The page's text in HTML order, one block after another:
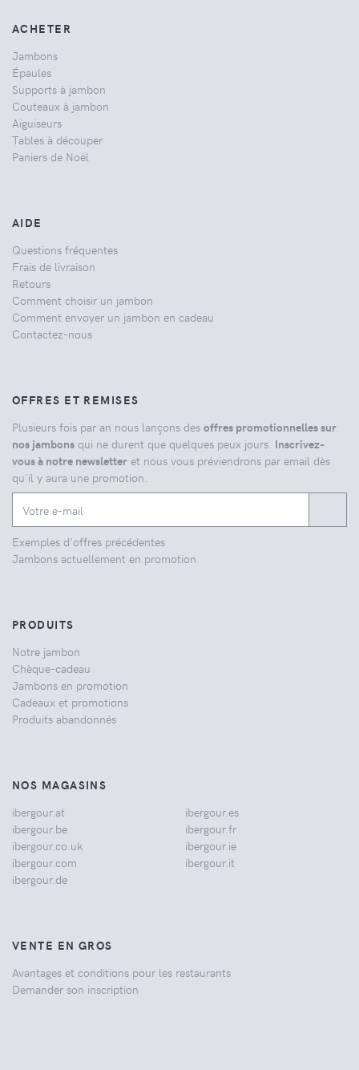
ACHETER
Jambons
Épaules
Supports à jambon
Couteaux à jambon
Aiguiseurs
Tables à découper
Paniers de Noël
AIDE
Questions fréquentes
Frais de livraison
Retours
Comment choisir un jambon
Comment envoyer un jambon en cadeau
Contactez-nous
OFFRES ET REMISES
Plusieurs fois par an nous lançons des offres promotionnelles sur
nos jambons qui ne durent que quelques peux jours. Inscrivez-
vous à notre newsletter et nous vous préviendrons par email dès
qu'il y aura une promotion.
Exemples d'offres précédentes
Jambons actuellement en promotion
PRODUITS
Notre jambon
Chèque-cadeau
Jambons en promotion
Cadeaux et promotions
Produits abandonnés
NOS MAGASINS
ibergour.at
ibergour.be
ibergour.co.uk
ibergour.com
ibergour.de
ibergour.es
ibergour.fr
ibergour.ie
ibergour.it
VENTE EN GROS
Avantages et conditions pour les restaurants
Demander son inscription